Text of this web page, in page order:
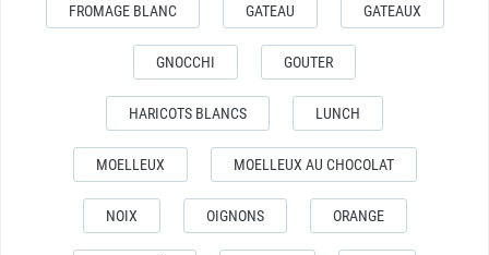
FROMAGE BLANC GATEAU GATEAUX
GNOCCHI GOUTER
HARICOTS BLANCS LUNCH
MOELLEUX MOELLEUX AU CHOCOLAT
NOIX OIGNONS ORANGE